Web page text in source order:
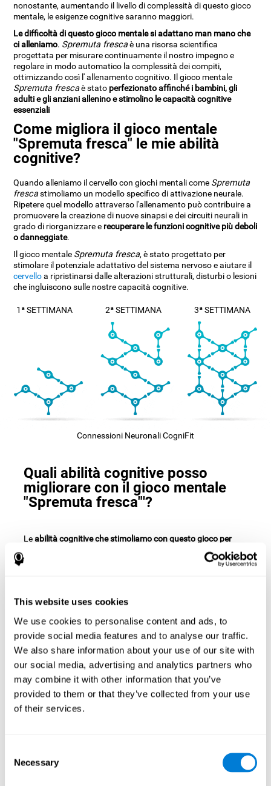
This website uses cookies
We use cookies to personalise content and ads, to
provide social media features and to analyse our traffic.
We also share information about your use of our site with
our social media, advertising and analytics partners who
may combine it with other information that you’ve
provided to them or that they’ve collected from your use
of their services.
Selection
Necessary
nonostante, aumentando il livello di complessità di questo gioco
mentale, le esigenze cognitive saranno maggiori.
Le difficoltà di questo gioco mentale si adattano man mano che
ci alleniamo. Spremuta frescaè una risorsa scientifica
progettata per misurare continuamente il nostro impegno e
regolare in modo automatico la complessità dei compiti,
ottimizzando così l' allenamento cognitivo. Il gioco mentale
Spremuta frescaè stato perfezionato affinché i bambini, gli
adulti e gli anziani allenino e stimolino le capacità cognitive
essenziali
Come migliora il gioco mentale
"Spremuta fresca" le mie abilità
cognitive?
Quando alleniamo il cervello con giochi mentali come Spremuta
frescastimoliamo un modello specifico di attivazione neurale.
Ripetere quel modello attraverso l'allenamento può contribuire a
promuovere la creazione di nuove sinapsi e dei circuiti neurali in
grado di riorganizzare e recuperare le funzioni cognitive più deboli
o danneggiate.
Il gioco mentale Spremuta fresca, è stato progettato per
stimolare il potenziale adattativo del sistema nervoso e aiutare il
cervelloa ripristinarsi dalle alterazioni strutturali, disturbi o lesioni
che ingluiscono sulle nostre capacità cognitive.
1ª SETTIMANA 2ª SETTIMANA 3ª SETTIMANA
Connessioni Neuronali CogniFit
Quali abilità cognitive posso
migliorare con il gioco mentale
"Spremuta fresca"'?
Leabilità cognitive che stimoliamo con questo gioco per
posizionare correttamente i pezzi nel giusto orientamento e
nel punto corretto del piano. Praticando questo gioco stiamo
usando ed esercitando la nostra capacità di percezione
spaziale. Migliorare questa importante capacità cognitiva
può aiutarci a comprendere meglio la disposizione
dell'ambiente che ci circonda, aiutandoci a muoverci e
relazionarci meglio nello spazio che ci circonda e facilitando,
ad esempio, attività che richiedono un orientamento
spaziale, come la comprensione di una mappa, di simboli e
mentalmente il percorso più appropriato, selezionando i
pezzi giusti in ogni momento. Eseguendo questo esercizio,